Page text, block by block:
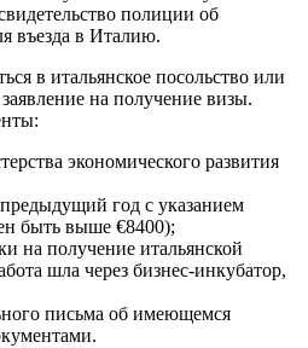
полиции об
въезда в Италию.
в итальянское посольство или
на получение визы.
экономического развития
предыдущий год с указанием
быть выше €8400);
на получение итальянской
шла через бизнес-инкубатор,
письма об имеющемся